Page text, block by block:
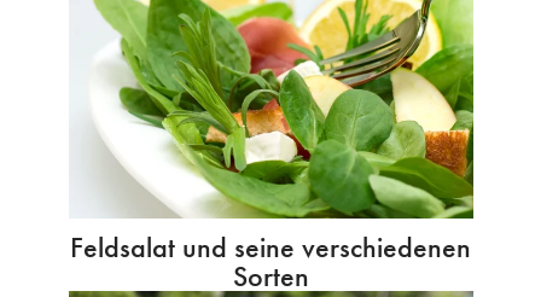
Feldsalat und seine verschiedenen
Sorten